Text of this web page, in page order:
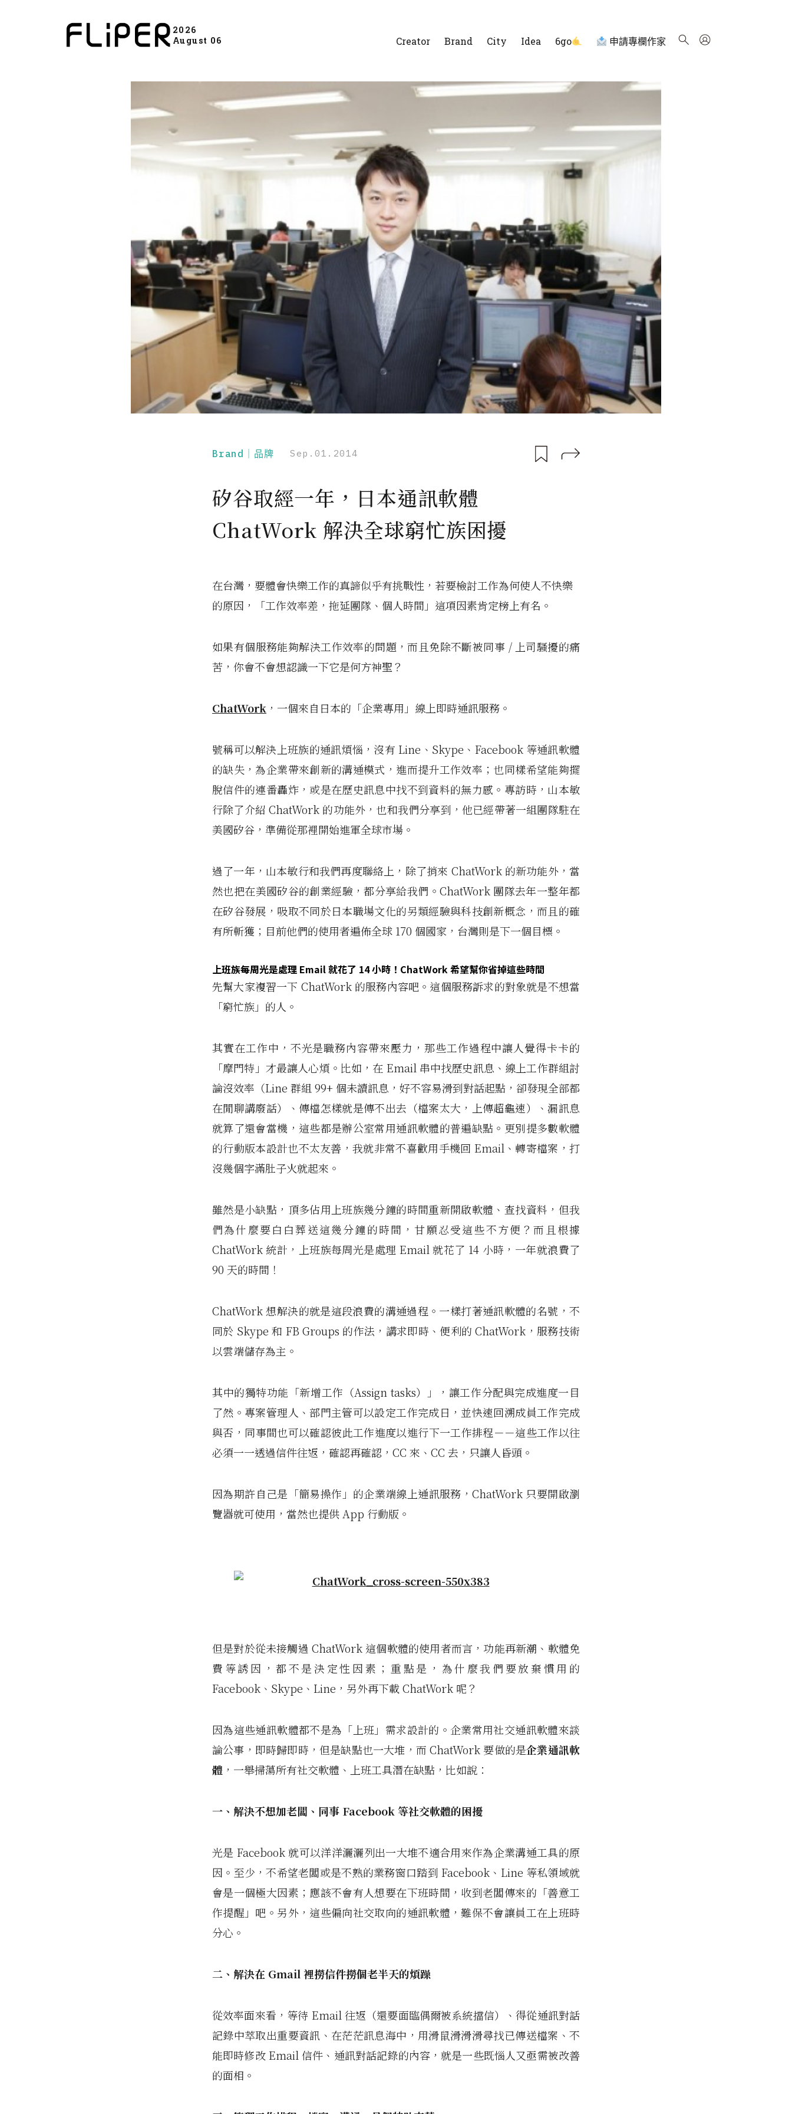
2026
August 06
Creator Brand City Idea 6go 申請專欄作家
Brand｜品牌 Sep.01.2014
矽谷取經一年，日本通訊軟體
ChatWork 解決全球窮忙族困擾
在台灣，要體會快樂工作的真諦似乎有挑戰性，若要檢討工作為何使人不快樂
的原因，「工作效率差，拖延團隊、個人時間」這項因素肯定榜上有名。
如果有個服務能夠解決工作效率的問題，而且免除不斷被同事 / 上司騷擾的痛
苦，你會不會想認識一下它是何方神聖？
ChatWork ，一個來自日本的「企業專用」線上即時通訊服務。
號稱可以解決上班族的通訊煩惱，沒有 Line、Skype、Facebook 等通訊軟體
的缺失，為企業帶來創新的溝通模式，進而提升工作效率；也同樣希望能夠擺
脫信件的連番轟炸，或是在歷史訊息中找不到資料的無力感。專訪時，山本敏
行除了介紹 ChatWork 的功能外，也和我們分享到，他已經帶著一組團隊駐在
美國矽谷，準備從那裡開始進軍全球市場。
過了一年，山本敏行和我們再度聯絡上，除了捎來 ChatWork 的新功能外，當
然也把在美國矽谷的創業經驗，都分享給我們。ChatWork 團隊去年一整年都
在矽谷發展，吸取不同於日本職場文化的另類經驗與科技創新概念，而且的確
有所斬獲；目前他們的使用者遍佈全球 170 個國家，台灣則是下一個目標。
上班族每周光是處理 Email 就花了 14 小時！ChatWork 希望幫你省掉這些時間
先幫大家複習一下 ChatWork 的服務內容吧。這個服務訴求的對象就是不想當
「窮忙族」的人。
其實在工作中，不光是職務內容帶來壓力，那些工作過程中讓人覺得卡卡的
「摩門特」才最讓人心煩。比如，在 Email 串中找歷史訊息、線上工作群組討
論沒效率（Line 群組 99+ 個未讀訊息，好不容易滑到對話起點，卻發現全部都
在閒聊講廢話）、傳檔怎樣就是傳不出去（檔案太大，上傳超龜速）、漏訊息
就算了還會當機，這些都是辦公室常用通訊軟體的普遍缺點。更別提多數軟體
的行動版本設計也不太友善，我就非常不喜歡用手機回 Email、轉寄檔案，打
沒幾個字滿肚子火就起來。
雖然是小缺點，頂多佔用上班族幾分鐘的時間重新開啟軟體、查找資料，但我
們為什麼要白白葬送這幾分鐘的時間，甘願忍受這些不方便？而且根據
ChatWork 統計，
上班族每周光是處理 Email 就花了 14 小時 ，一年就浪費了
90 天的時間！
ChatWork 想解決的就是這段浪費的溝通過程。一樣打著通訊軟體的名號，不
同於 Skype 和 FB Groups 的作法，講求即時、便利的 ChatWork，服務技術
以雲端儲存為主。
其中的獨特功能「新增工作（Assign tasks）」，讓工作分配與完成進度一目
了然。專案管理人、部門主管可以設定工作完成日，並快速回溯成員工作完成
與否，同事間也可以確認彼此工作進度以進行下一工作排程－－這些工作以往
必須一一透過信件往返，確認再確認，CC 來、CC 去，只讓人昏頭。
因為期許自己是「簡易操作」的企業端線上通訊服務，ChatWork 只要開啟瀏
覽器就可使用，當然也提供 App 行動版。
但是對於從未接觸過 ChatWork 這個軟體的使用者而言，功能再新潮、軟體免
費等誘因，都不是決定性因素；重點是，為什麼我們要放棄慣用的
Facebook、Skype、Line，另外再下載 ChatWork 呢？
因為這些通訊軟體都不是為「上班」需求設計的。企業常用社交通訊軟體來談
論公事，即時歸即時，但是缺點也一大堆，而 ChatWork 要做的是企業通訊軟
體 ，一舉掃蕩所有社交軟體、上班工具潛在缺點，比如說：
一、解決不想加老闆、同事 Facebook 等社交軟體的困擾
光是 Facebook 就可以洋洋灑灑列出一大堆不適合用來作為企業溝通工具的原
因。至少，不希望老闆或是不熟的業務窗口踏到 Facebook、Line 等私領域就
會是一個極大因素；應該不會有人想要在下班時間，收到老闆傳來的「善意工
作提醒」吧。另外，這些偏向社交取向的通訊軟體，難保不會讓員工在上班時
分心。
二、解決在 Gmail 裡撈信件撈個老半天的煩躁
從效率面來看，等待 Email 往返（還要面臨偶爾被系統擋信）、得從通訊對話
記錄中萃取出重要資訊、在茫茫訊息海中，用滑鼠滑滑滑尋找已傳送檔案、不
能即時修改 Email 信件、通訊對話記錄的內容，就是一些既惱人又亟需被改善
的面相。